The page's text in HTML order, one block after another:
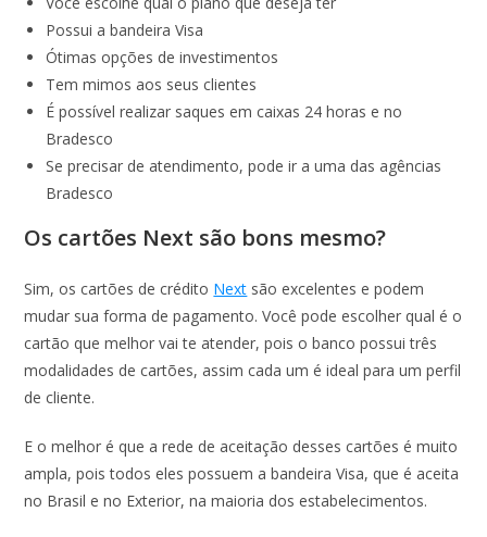
Possui a bandeira Visa
Ótimas opções de investimentos
Tem mimos aos seus clientes
É possível realizar saques em caixas 24 horas e no
Bradesco
Se precisar de atendimento, pode ir a uma das agências
Bradesco
Os cartões Next são bons mesmo?
Sim, os cartões de crédito Next são excelentes e podem
mudar sua forma de pagamento. Você pode escolher qual é o
cartão que melhor vai te atender, pois o banco possui três
modalidades de cartões, assim cada um é ideal para um perfil
de cliente.
E o melhor é que a rede de aceitação desses cartões é muito
ampla, pois todos eles possuem a bandeira Visa, que é aceita
no Brasil e no Exterior, na maioria dos estabelecimentos.